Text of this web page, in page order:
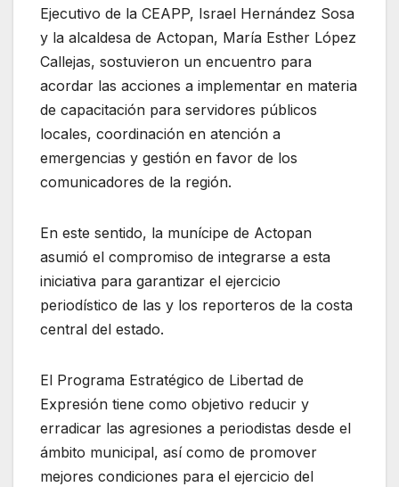
Ejecutivo de la CEAPP, Israel Hernández Sosa
y la alcaldesa de Actopan, María Esther López
Callejas, sostuvieron un encuentro para
acordar las acciones a implementar en materia
de capacitación para servidores públicos
locales, coordinación en atención a
emergencias y gestión en favor de los
comunicadores de la región.
En este sentido, la munícipe de Actopan
asumió el compromiso de integrarse a esta
iniciativa para garantizar el ejercicio
periodístico de las y los reporteros de la costa
central del estado.
El Programa Estratégico de Libertad de
Expresión tiene como objetivo reducir y
erradicar las agresiones a periodistas desde el
ámbito municipal, así como de promover
mejores condiciones para el ejercicio del